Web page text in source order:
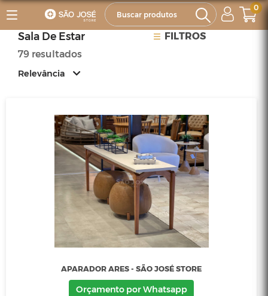
0
Sala De Estar
79 resultados
Relevância
Mais Vendidos
Menor Preço
Maior Preço
Ordem Alfabética
FILTROS